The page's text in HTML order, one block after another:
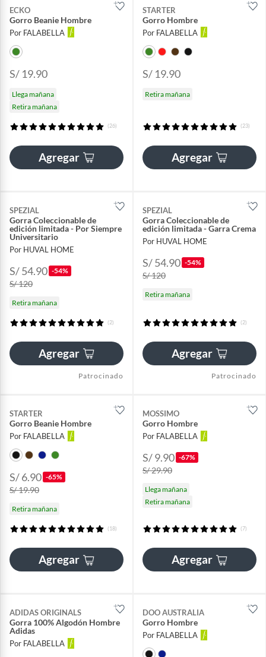
ECKO
Gorro Beanie Hombre
Por FALABELLA
S/ 19.90
Llega mañana
Retira mañana
(26)
Agregar
STARTER
Gorro Hombre
Por FALABELLA
S/ 19.90
Retira mañana
(23)
Agregar
SPEZIAL
Gorra Coleccionable de
edición limitada - Por Siempre
Universitario
Por HUVAL HOME
S/ 54.90 -54%
S/ 120
Retira mañana
(2)
Agregar
Patrocinado
SPEZIAL
Gorra Coleccionable de
edición limitada - Garra Crema
Por HUVAL HOME
S/ 54.90 -54%
S/ 120
Retira mañana
(2)
Agregar
Patrocinado
STARTER
Gorro Beanie Hombre
Por FALABELLA
S/ 6.90 -65%
S/ 19.90
Retira mañana
(18)
Agregar
MOSSIMO
Gorro Hombre
Por FALABELLA
S/ 9.90 -67%
S/ 29.90
Llega mañana
Retira mañana
(7)
Agregar
ADIDAS ORIGINALS
Gorra 100% Algodón Hombre
Adidas
Por FALABELLA
DOO AUSTRALIA
Gorro Hombre
Por FALABELLA